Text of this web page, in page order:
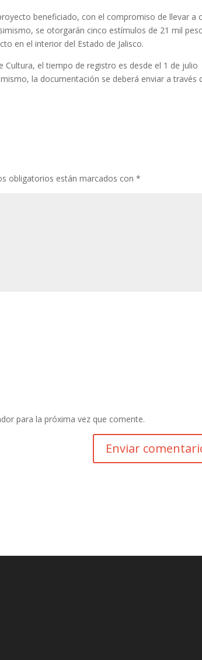
beneficiado, con el compromiso de llevar a
se otorgarán cinco estímulos de 21 mil
en el interior del Estado de Jalisco.
Cultura, el tiempo de registro es desde el 1 de julio
la documentación se deberá enviar a través
obligatorios están marcados con*
para la próxima vez que comente.